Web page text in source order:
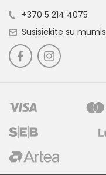
+370 5 214 4075
Susisiekite su mumis